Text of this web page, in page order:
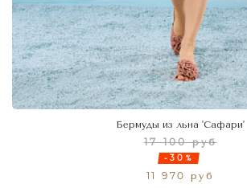
Бермуды из льна 'Сафари'
17 100 руб
-30%
11 970 руб